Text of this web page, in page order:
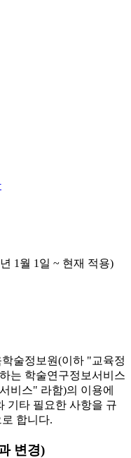
1월 1일 ~ 현재 적용)
술정보원(이하 "교육정
는 학술연구정보서비스
비스" 라함)의 이용에
기타 필요한 사항을 규
합니다.
변경)